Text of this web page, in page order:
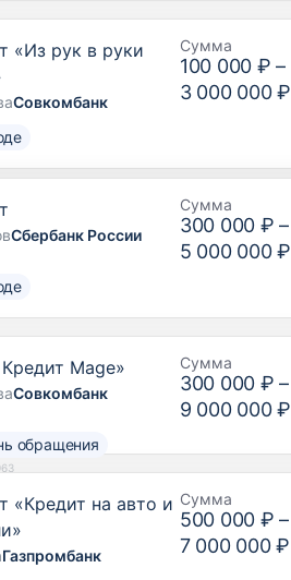
«Из рук в руки
Совкомбанк
Сумма
100 000 ₽ –
3 000 000 ₽
Сбербанк России
Сумма
300 000 ₽ –
5 000 000 ₽
Mage»
Совкомбанк
Сумма
300 000 ₽ –
9 000 000 ₽
обращения
«Кредит на авто и
Газпромбанк
Сумма
500 000 ₽ –
7 000 000 ₽